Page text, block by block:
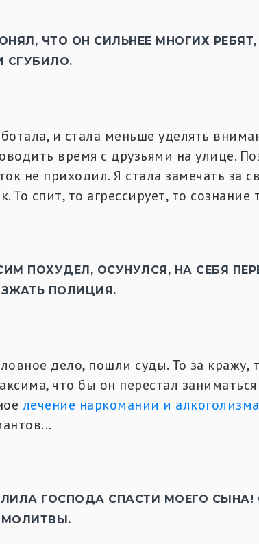
ЧТО ОН СИЛЬНЕЕ МНОГИХ
СГУБИЛО.
и стала меньше уделять
время с друзьями на улице.
не приходил. Я стала замечать за
То спит, то агрессирует, то сознание
ПОХУДЕЛ, ОСУНУЛСЯ, НА СЕБЯ
ПОЛИЦИЯ.
дело, пошли суды. То за кражу,
что бы он перестал
лечение наркомании и алкоголизма
ГОСПОДА СПАСТИ МОЕГО